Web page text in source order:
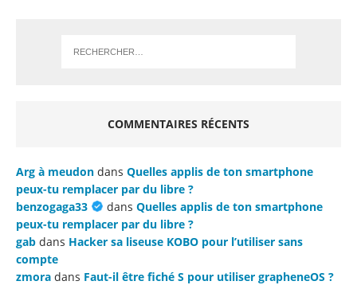
COMMENTAIRES RÉCENTS
Arg à meudon dans Quelles applis de ton smartphone
peux-tu remplacer par du libre ?
benzogaga33
dans Quelles applis de ton smartphone
peux-tu remplacer par du libre ?
gab dans Hacker sa liseuse KOBO pour l’utiliser sans
compte
zmora dans Faut-il être fiché S pour utiliser grapheneOS ?